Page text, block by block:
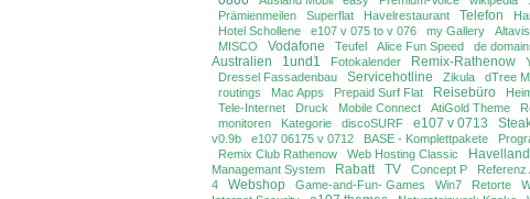
Prämienmeilen
Superflat Havelrestaurant Telefon
Hotel Schollene
e107 v 075 to v 076 my Gallery
MISCO
Vodafone Teufel Alice Fun Speed de
Australien
1und1 Fotokalender Remix-Rathenow
Dressel Fassadenbau
Servicehotline Zikula dTree
routings
Mac Apps Prepaid Surf Flat Reisebüro
Tele-Internet
Druck Mobile Connect AtiGold Theme
monitoren
Kategorie discoSURF e107 v 0713
v0.9b
e107 06175 v 0712 BASE - Komplettpakete
Remix Club Rathenow Web Hosting Classic
Managemant System
Rabatt TV Concept P Referenz
4
Webshop Game-and-Fun- Games Win7 Retorte